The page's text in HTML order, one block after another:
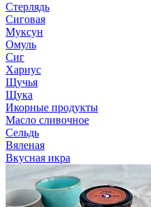
Стерлядь
Сиговая
Муксун
Омуль
Сиг
Хариус
Щучья
Щука
Икорные продукты
Масло сливочное
Сельдь
Вяленая
Вкусная икра